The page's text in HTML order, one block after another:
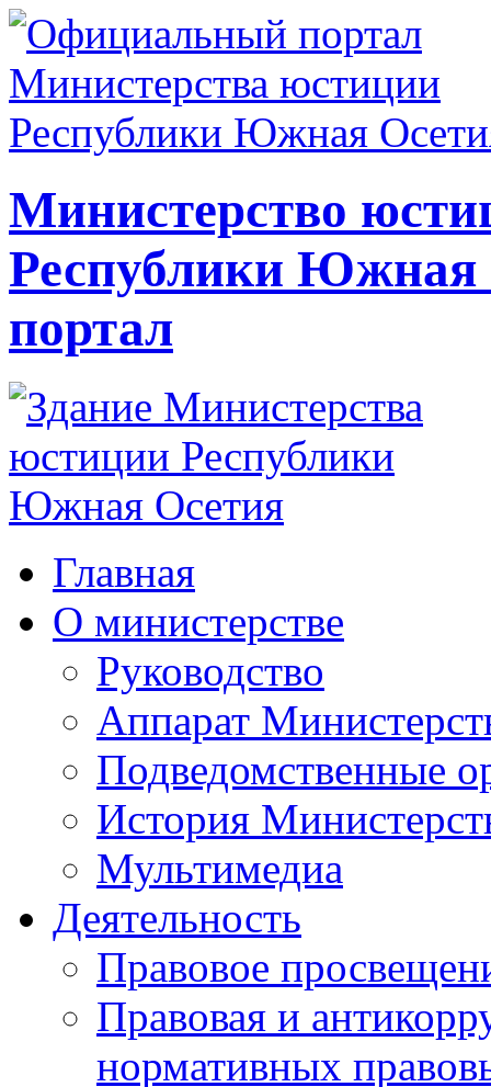
Министерство
Республики
портал
Главная
О министерстве
Руководство
Аппарат
Подведомственные
История
Мультимедиа
Деятельность
Правовое
Правовая и
нормативных